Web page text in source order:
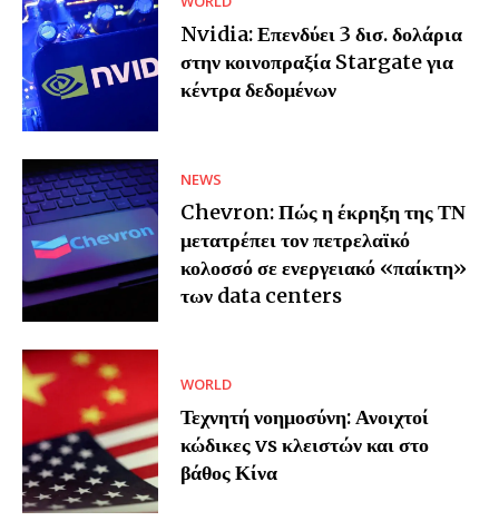
Nvidia: Επενδύει 3 δισ. δολάρια
στην κοινοπραξία Stargate για
κέντρα δεδομένων
NEWS
Chevron: Πώς η έκρηξη της ΤΝ
μετατρέπει τον πετρελαϊκό
κολοσσό σε ενεργειακό «παίκτη»
των data centers
WORLD
Τεχνητή νοημοσύνη: Ανοιχτοί
κώδικες vs κλειστών και στο
βάθος Κίνα